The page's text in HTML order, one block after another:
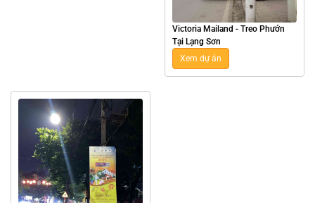
Victoria Mailand - Treo Phướn
Tại Lạng Sơn
Xem dự án